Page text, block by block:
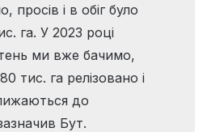
просів і в обіг було
га. У 2023 році
ми вже бачимо,
тис. га релізовано і
до
Бут.